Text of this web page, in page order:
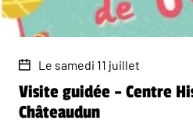
Le samedi 11 juillet
Visite guidée – Centre
Châteaudun